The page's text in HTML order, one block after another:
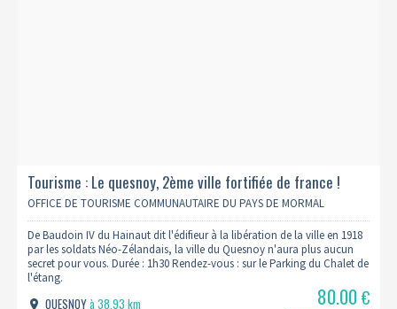
Tourisme : Le quesnoy, 2ème ville fortifiée de france !
OFFICE DE TOURISME COMMUNAUTAIRE DU PAYS DE MORMAL
De Baudoin IV du Hainaut dit l'édifieur à la libération de la ville en 1918
par les soldats Néo-Zélandais, la ville du Quesnoy n'aura plus aucun
secret pour vous. Durée : 1h30 Rendez-vous : sur le Parking du Chalet de
l'étang.
QUESNOYà 38.93 km
80.00€